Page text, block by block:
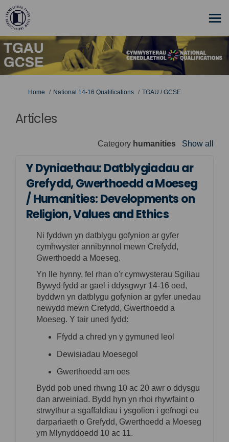
You are here:
Home National 14-16 Qualifications TGAU / GCSE
Articles
Category humanities Show all
Y Dyniaethau: Datblygiadau ar
Grefydd, Gwerthoedd a Moeseg
/ Humanities: Developments on
Religion, Values and Ethics
Ni fyddwn yn datblygu gofynion ar gyfer
cymhwyster annibynnol mewn Crefydd,
Gwerthoedd a Moeseg.
Yn lle hynny, fel rhan o'r cymwysterau Sgiliau
Bywyd fydd ar gael i ddysgwyr 14-16 oed,
byddwn yn datblygu gofynion ar gyfer unedau
newydd mewn Crefydd, Gwerthoedd a
Moeseg. Y tair uned fydd:
Ffydd a chred yn y gymuned leol
Dewisiadau Moesegol
Gwerthoedd am oes
Bydd pob uned rhwng 10 ac 20 awr o ddysgu
dan arweiniad. Bydd hyn yn rhoi rhywfaint o
strwythur a sgaffaldiau i ysgolion i gefnogi eu
darpariaeth o Grefydd, Gwerthoedd a Moeseg
ym Mlynyddoedd 10 ac 11.